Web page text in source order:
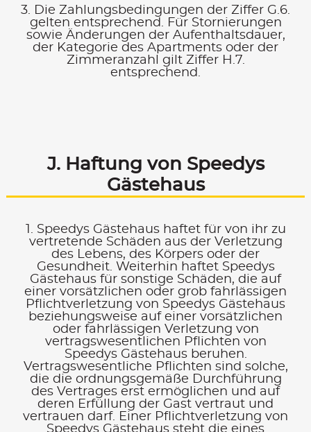
3. Die Zahlungsbedingungen der Ziffer G.6.
gelten entsprechend. Für Stornierungen
sowie Änderungen der Aufenthaltsdauer,
der Kategorie des Apartments oder der
Zimmeranzahl gilt Ziffer H.7.
entsprechend.
J. Haftung von Speedys
Gästehaus
1. Speedys Gästehaus haftet für von ihr zu
vertretende Schäden aus der Verletzung
des Lebens, des Körpers oder der
Gesundheit. Weiterhin haftet Speedys
Gästehaus für sonstige Schäden, die auf
einer vorsätzlichen oder grob fahrlässigen
Pflichtverletzung von Speedys Gästehaus
beziehungsweise auf einer vorsätzlichen
oder fahrlässigen Verletzung von
vertragswesentlichen Pflichten von
Speedys Gästehaus beruhen.
Vertragswesentliche Pflichten sind solche,
die die ordnungsgemäße Durchführung
des Vertrages erst ermöglichen und auf
deren Erfüllung der Gast vertraut und
vertrauen darf. Einer Pflichtverletzung von
Speedys Gästehaus steht die eines